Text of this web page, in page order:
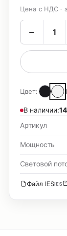
Цена с НДС ·
–
Цвет:
В наличии:
Артикул
Мощность
Световой
Файл IESIES